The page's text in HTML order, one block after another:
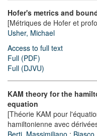
Hofer's metrics and
[Métriques de Hofer et
Usher, Michael
Access to full text
Full (PDF)
Full (DJVU)
KAM theory for the
equation
[Théorie KAM pour
hamiltonienne avec
Berti, Massimiliano ;